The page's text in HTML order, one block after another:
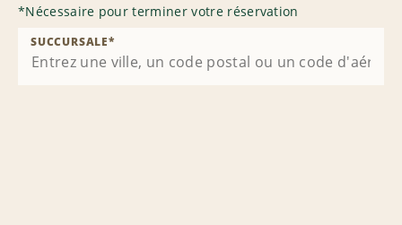
*Nécessaire pour terminer votre réservation
SUCCURSALE*